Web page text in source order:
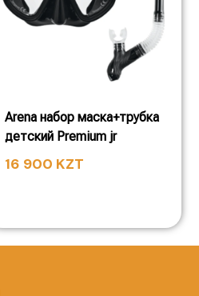
Arena набор маска+трубка
детский Premium jr
16 900 KZT